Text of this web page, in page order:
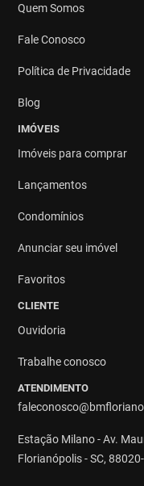
Quem Somos
Fale Conosco
Política de Privacidade
Blog
IMÓVEIS
Imóveis para comprar
Lançamentos
Condomínios
Anunciar seu imóvel
Favoritos
CLIENTE
Ouvidoria
Trabalhe conosco
ATENDIMENTO
Estação Milano - Av.
Florianópolis - SC,